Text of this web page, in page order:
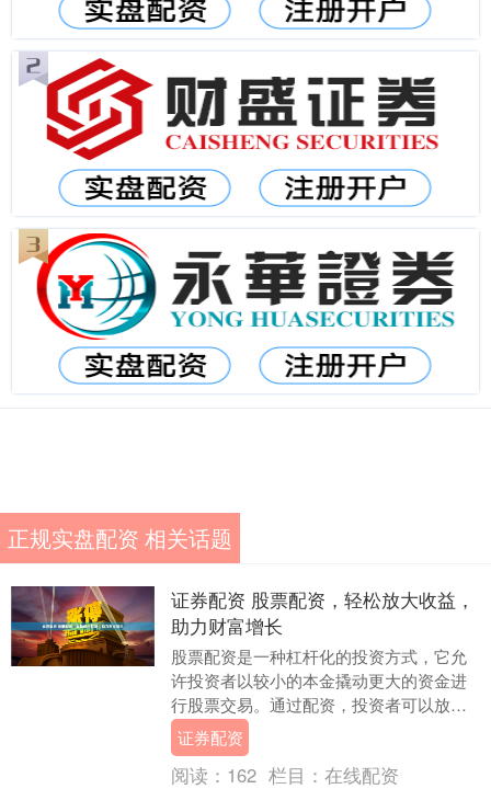
正规实盘配资 相关话题
证券配资 股票配资，轻松放大收益，
助力财富增长
股票配资是一种杠杆化的投资方式，它允
许投资者以较小的本金撬动更大的资金进
行股票交易。通过配资，投资者可以放大
收益证券配资，从而加速财富增长。 * **资
金门槛：....
证券配资
阅读： 162 栏目： 在线配资